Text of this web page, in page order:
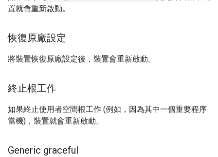
置就會重新啟動。
恢復原廠設定
將裝置恢復原廠設定後，裝置會重新啟動。
終止根工作
如果終止使用者空間根工作 (例如，因為其中一個重要程序
當機)，裝置就會重新啟動。
Generic graceful